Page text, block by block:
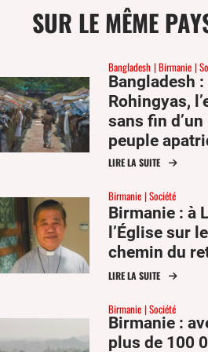
SUR LE MÊME
Bangladesh Birmanie
Bangladesh :
Rohingyas,
sans fin d’un
peuple
LIRE LA SUITE
Birmanie Société
Birmanie : à
l’Église sur le
chemin du
LIRE LA SUITE
Birmanie Société
Birmanie :
plus de 100